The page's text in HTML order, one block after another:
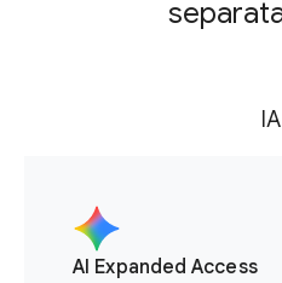
IA
AI Expanded Access